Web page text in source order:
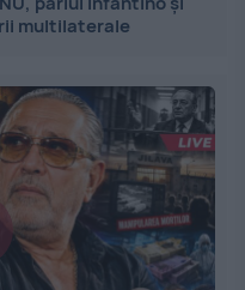
multilaterale